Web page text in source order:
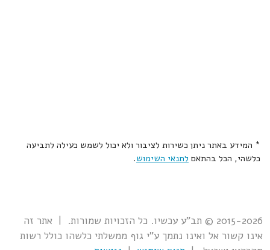
* המידע באתר ניתן כשירות לציבור ולא יכול לשמש כעילה לתביעה
כלשהי, הכל בהתאם לתנאי השימוש.
2015-2026 © תב"ע עכשיו. כל הזכויות שמורות. | אתר זה
אינו קשור אל ואינו נתמך ע"י גוף ממשלתי כלשהו כולל רשות